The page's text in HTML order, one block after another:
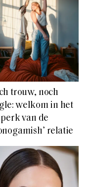
trouw, noch
welkom in het
van de
relatie